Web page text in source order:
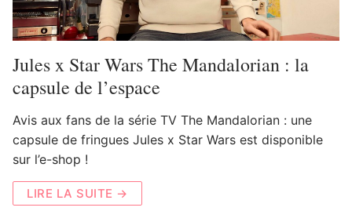
Jules x Star Wars The Mandalorian : la
capsule de l’espace
Avis aux fans de la série TV The Mandalorian : une
capsule de fringues Jules x Star Wars est disponible
sur l’e-shop !
LIRE LA SUITE →